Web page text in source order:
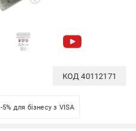
КОД40112171
-5% для бізнесу з VISA